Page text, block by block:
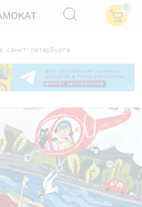
0
санкт-петербурге